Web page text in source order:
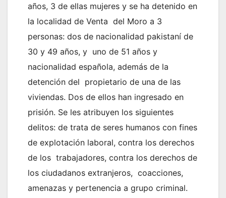
años, 3 de ellas mujeres y se ha detenido en
la localidad de Venta del Moro a 3
personas: dos de nacionalidad pakistaní de
30 y 49 años, y uno de 51 años y
nacionalidad española, además de la
detención del propietario de una de las
viviendas. Dos de ellos han ingresado en
prisión. Se les atribuyen los siguientes
delitos: de trata de seres humanos con fines
de explotación laboral, contra los derechos
de los trabajadores, contra los derechos de
los ciudadanos extranjeros, coacciones,
amenazas y pertenencia a grupo criminal.